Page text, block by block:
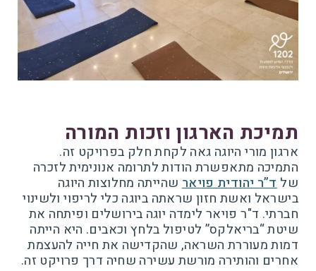
תמיכת הארגון וזכות המורה
ארגון מורי היוגה גאה לקחת חלק בפרויקט זה.
התמיכה מתאפשרת הודות לתרומה אנונימית לזכרה
שלד”ר יהודית פויארשהייתה מחלוצות היוגה
בישראל ואשת חזון שראתה ביוגה כלי לריפוי ולשינוי
חברתי. ד"ר פויאר לימדה יוגה בירושלים ופיתחה את
שיטת “בריאלקס” לטיפול בלחץ וכאבים. היא הייתה
דמות מעוררת השראה, שהקדישה את חייה להעצמת
אחרים והותירה מורשת עשירה שחיה דרך פרויקט זה.